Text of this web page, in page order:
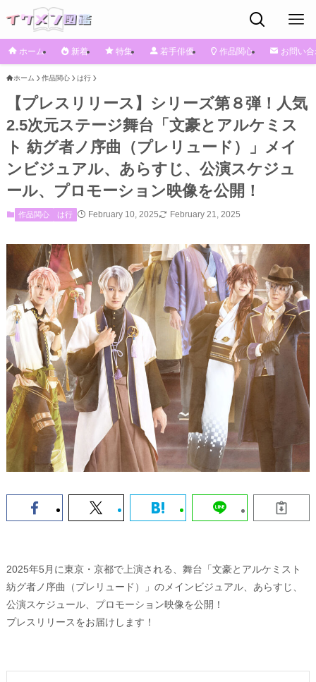
ホーム 新着 特集 若手俳優 作品関心 お問い
ホーム 作品関心 は行
【プレスリリース】シリーズ第８弾！人気
2.5次元ステージ舞台「文豪とアルケミス
ト 紡グ者ノ序曲（プレリュード）」メイ
ンビジュアル、あらすじ、公演スケジュ
ール、プロモーション映像を公開！
作品関心 は行 February 10, 2025 February 21, 2025
2025年5月に東京・京都で上演される、舞台「文豪とアルケミスト
紡グ者ノ序曲（プレリュード）」のメインビジュアル、あらすじ、
公演スケジュール、プロモーション映像を公開！
プレスリリースをお届けします！